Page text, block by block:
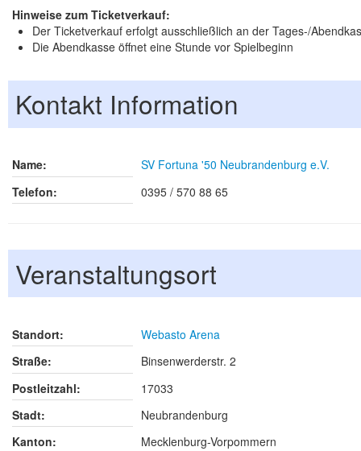
Hinweise zum Ticketverkauf:
Der Ticketverkauf erfolgt ausschließlich an der Tages-/
Die Abendkasse öffnet eine Stunde vor Spielbeginn
Kontakt Information
Name:
SV Fortuna '50 Neubrandenburg e.V.
Telefon:
0395 / 570 88 65
Veranstaltungsort
Standort:
Webasto Arena
Straße:
Binsenwerderstr. 2
Postleitzahl:
17033
Stadt:
Neubrandenburg
Kanton:
Mecklenburg-Vorpommern